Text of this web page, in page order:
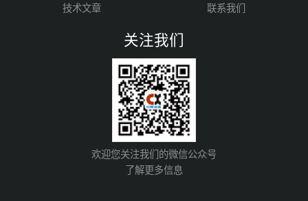
技术文章 联系我们
关注我们
欢迎您关注我们的微信公众号
了解更多信息